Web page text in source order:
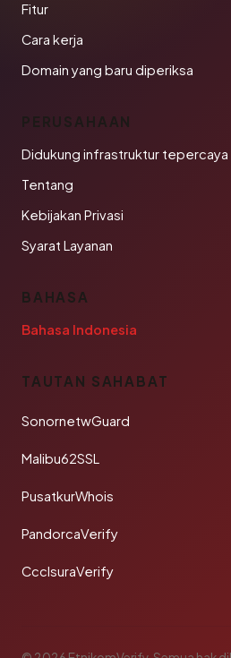
Fitur
Cara kerja
Domain yang baru diperiksa
PERUSAHAAN
Didukung infrastruktur tepercaya
Tentang
Kebijakan Privasi
Syarat Layanan
BAHASA
Bahasa Indonesia
TAUTAN SAHABAT
SonornetwGuard
Malibu62SSL
PusatkurWhois
PandorcaVerify
CcclsuraVerify